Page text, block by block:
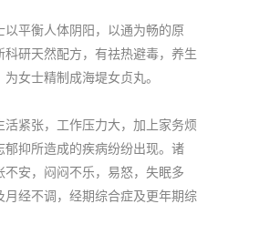
平衡人体阴阳，以通为畅的原
科研天然配方，有祛热避毒，养生
女士精制成海堤女贞丸。
紧张，工作压力大，加上家务烦
郁抑所造成的疾病纷纷出现。诸
不安，闷闷不乐，易怒，失眠多
月经不调，经期综合症及更年期综